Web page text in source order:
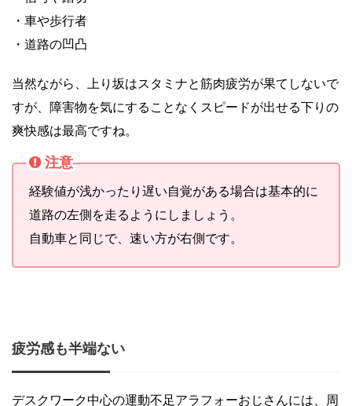
・車や歩行者
・道路の凹凸
当然ながら、上り坂はスタミナと筋肉疲労が果てしないで
すが、障害物を気にすることなくスピードが出せる下りの
爽快感は最高ですね。
注意
経験値が浅かったり遅い自覚がある場合は基本的に
道路の左側を走るようにしましょう。
自動車と同じで、速い方が右側です。
疲労感も半端ない
デスクワーク中心の運動不足アラフォーおじさんには、周